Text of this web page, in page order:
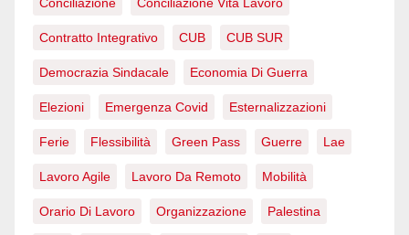
Contratto Integrativo CUB CUB SUR
Democrazia Sindacale Economia Di Guerra
Elezioni Emergenza Covid Esternalizzazioni
Ferie Flessibilità Green Pass Guerre Lae
Lavoro Agile Lavoro Da Remoto Mobilità
Orario Di Lavoro Organizzazione Palestina